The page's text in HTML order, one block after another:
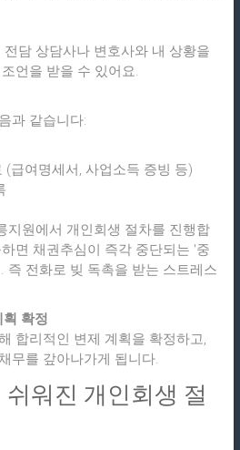
담 상담사나 변호사와 내 상황을
언을 받을 수 있어요.
과 같습니다:
(급여명세서, 사업소득 증빙 등)
지원에서 개인회생 절차를 진행합
면 채권추심이 즉각 중단되는 '중
즉 전화로 빚 독촉을 받는 스트레스
확정
합리적인 변제 계획을 확정하고,
무를 갚아나가게 됩니다.
워진 개인회생 절